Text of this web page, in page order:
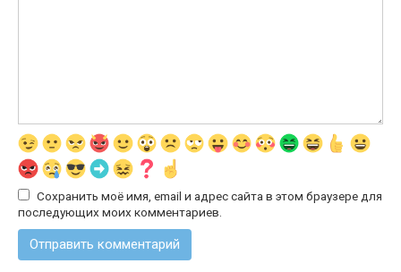
Сохранить моё имя, email и адрес сайта в этом браузере для
последующих моих комментариев.